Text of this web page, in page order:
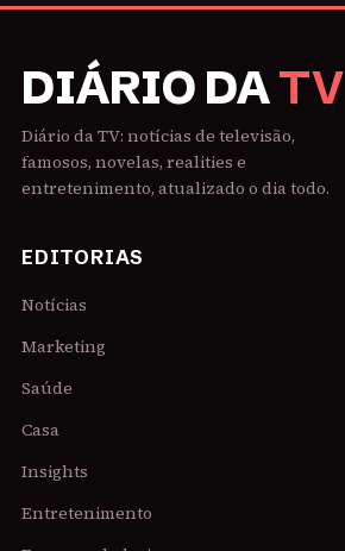
DIÁRIO DATV
Diário da TV: notícias de televisão,
famosos, novelas, realities e
entretenimento, atualizado o dia todo.
EDITORIAS
Notícias
Marketing
Saúde
Casa
Insights
Entretenimento